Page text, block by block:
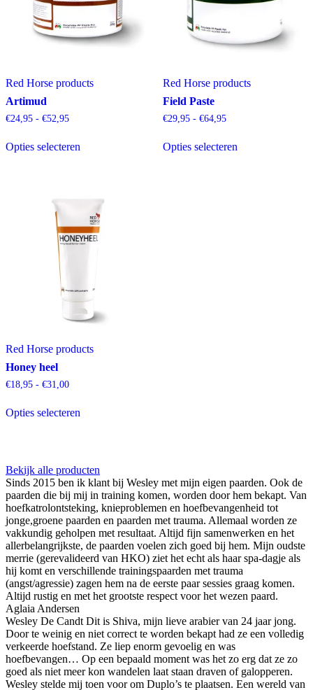
Red Horse products
Artimud
€24,95 - €52,95Prijsklasse:
€52,95
Opties selecterenproduct
Deze
optie
kan
gekozen
worden
productpagina
Red Horse products
Field Paste
€29,95 - €64,95Prijsklasse:
€64,95
Opties selecterenproduct
Red Horse products
Honey heel
€18,95 - €31,00Prijsklasse:
€31,00
Opties selecterenproduct
optie
kan
gekozen
worden
op
de
productpagina
Bekijk alle producten
Sinds 2015 ben ik klant bij Wesley met mijn eigen paarden. Ook de
paarden die bij mij in training komen, worden door hem bekapt. Van
hoefkatrolontsteking, knieproblemen en hoefbevangenheid tot
jonge,groene paarden en paarden met trauma. Allemaal worden ze
vakkundig geholpen met resultaat. Altijd fijn samenwerken en het
allerbelangrijkste, de paarden voelen zich goed bij hem. Mijn oudste
merrie (gerevalideerd van HKO) ziet het echt als haar spa-dagje als
hij komt en verschillende trainingspaarden met trauma
(angst/agressie) zagen hem na de eerste paar sessies graag komen.
Altijd rustig en met het grootste respect voor het wezen paard.
Aglaia Andersen
Wesley De Candt Dit is Shiva, mijn lieve arabier van 24 jaar jong.
Door te weinig en niet correct te worden bekapt had ze een volledig
verkeerde hoefstand. Ze liep enorm gevoelig en was
hoefbevangen… Op een bepaald moment was het zo erg dat ze zo
goed als niet meer kon wandelen laat staan draven of galopperen.
Wesley stelde mij toen voor om Duplo’s te plaatsen. Een wereld van